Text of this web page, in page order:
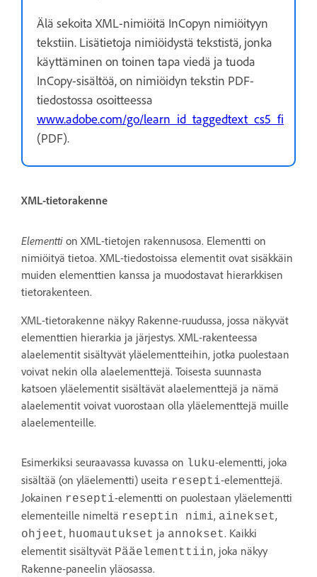
Älä sekoita XML-nimiöitä InCopyn nimiöityyn
tekstiin. Lisätietoja nimiöidystä tekstistä, jonka
käyttäminen on toinen tapa viedä ja tuoda
InCopy-sisältöä, on nimiöidyn tekstin PDF-
tiedostossa osoitteessa
www.adobe.com/go/learn_id_taggedtext_cs5_fi
(PDF).
XML-tietorakenne
Elementti on XML-tietojen rakennusosa. Elementti on
nimiöityä tietoa. XML-tiedostoissa elementit ovat sisäkkäin
muiden elementtien kanssa ja muodostavat hierarkkisen
tietorakenteen.
XML-tietorakenne näkyy Rakenne-ruudussa, jossa näkyvät
elementtien hierarkia ja järjestys. XML-rakenteessa
alaelementit sisältyvät yläelementteihin, jotka puolestaan
voivat nekin olla alaelementtejä. Toisesta suunnasta
katsoen yläelementit sisältävät alaelementtejä ja nämä
alaelementit voivat vuorostaan olla yläelementtejä muille
alaelementeille.
Esimerkiksi seuraavassa kuvassa on luku-elementti, joka
sisältää (on yläelementti) useita resepti-elementtejä.
Jokainen resepti-elementti on puolestaan yläelementti
elementeille nimeltä reseptin nimi, ainekset,
ohjeet, huomautukset ja annokset. Kaikki
elementit sisältyvät Pääelementtiin, joka näkyy
Rakenne-paneelin yläosassa.